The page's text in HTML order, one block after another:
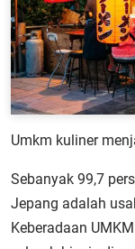
Umkm kuliner
Sebanyak 99,7
Jepang adalah
Keberadaan